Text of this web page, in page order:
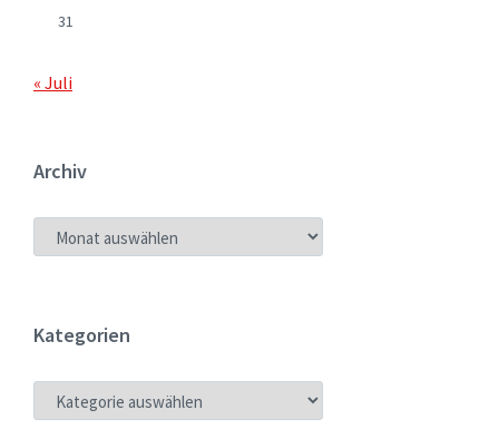
31
« Juli
Archiv
ARCHIV
Kategorien
KATEGORIEN